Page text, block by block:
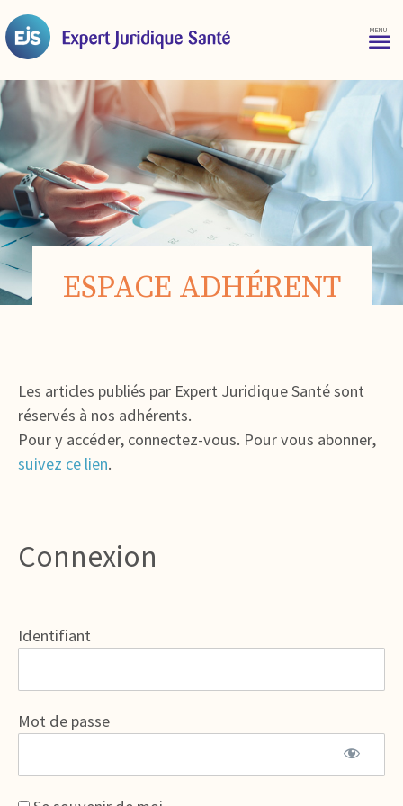
ESPACE ADHÉRENT
Les articles publiés par Expert Juridique Santé sont
réservés à nos adhérents.
Pour y accéder, connectez-vous. Pour vous abonner,
suivez ce lien.
Connexion
Identifiant
Mot de passe